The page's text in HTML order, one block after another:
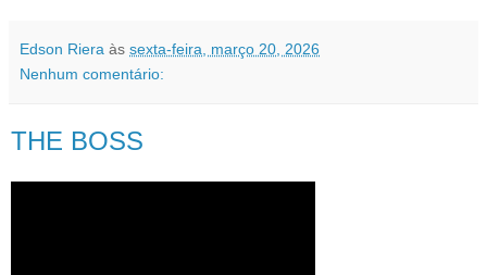
Edson Riera às sexta-feira, março 20, 2026
Nenhum comentário:
THE BOSS